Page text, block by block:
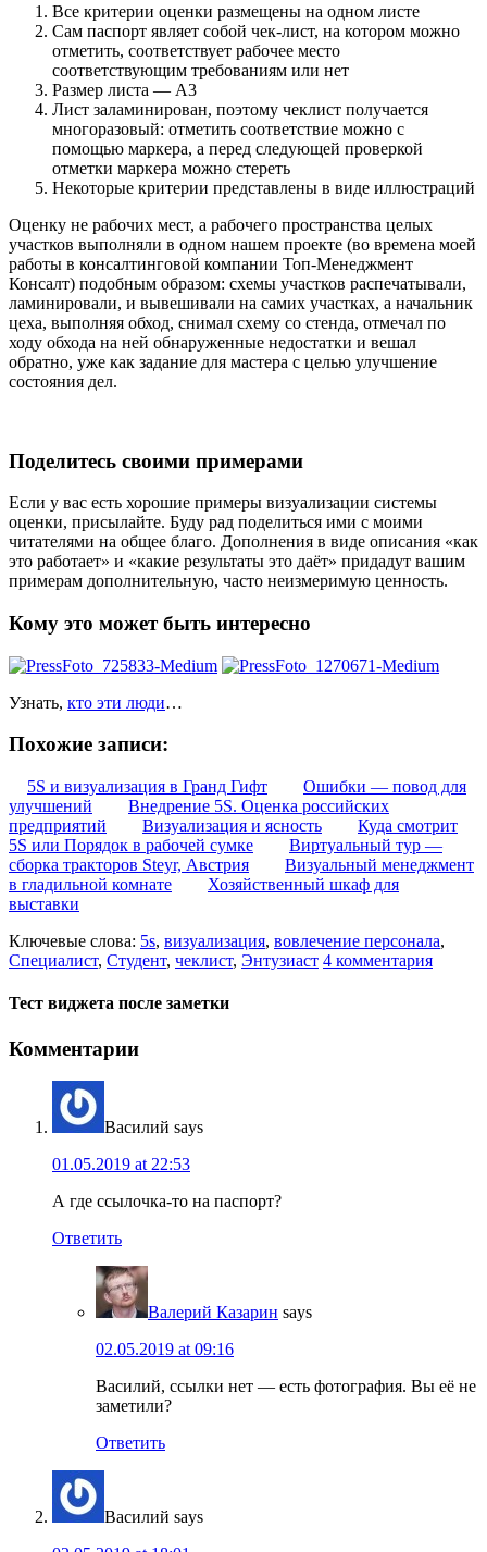
Все критерии оценки размещены на одном листе
Сам паспорт являет собой чек-лист, на котором можно
отметить, соответствует рабочее место
соответствующим требованиям или нет
Размер листа — А3
Лист заламинирован, поэтому чеклист получается
многоразовый: отметить соответствие можно с
помощью маркера, а перед следующей проверкой
отметки маркера можно стереть
Некоторые критерии представлены в виде иллюстраций
Оценку не рабочих мест, а рабочего пространства целых
участков выполняли в одном нашем проекте (во времена моей
работы в консалтинговой компании Топ-Менеджмент
Консалт) подобным образом: схемы участков распечатывали,
ламинировали, и вывешивали на самих участках, а начальник
цеха, выполняя обход, снимал схему со стенда, отмечал по
ходу обхода на ней обнаруженные недостатки и вешал
обратно, уже как задание для мастера с целью улучшение
состояния дел.
Поделитесь своими примерами
Если у вас есть хорошие примеры визуализации системы
оценки, присылайте. Буду рад поделиться ими с моими
читателями на общее благо. Дополнения в виде описания «как
это работает» и «какие результаты это даёт» придадут вашим
примерам дополнительную, часто неизмеримую ценность.
Кому это может быть интересно
Узнать, кто эти люди…
Похожие записи:
5S и визуализация в Гранд Гифт
Ошибки — повод для
улучшений
Внедрение 5S. Оценка российских
предприятий
Визуализация и ясность
Куда смотрит
5S или Порядок в рабочей сумке
Виртуальный тур —
сборка тракторов Steyr, Австрия
Визуальный менеджмент
в гладильной комнате
Хозяйственный шкаф для
выставки
Ключевые слова: 5s, визуализация, вовлечение персонала,
Специалист, Студент, чеклист, Энтузиаст 4 комментария
Тест виджета после заметки
Комментарии
Василий says
01.05.2019 at 22:53
А где ссылочка-то на паспорт?
Ответить
Валерий Казарин says
02.05.2019 at 09:16
Василий, ссылки нет — есть фотография. Вы её не
заметили?
Ответить
Василий says